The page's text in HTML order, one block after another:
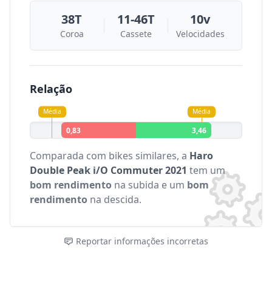
Coroa
38T
Cassete
11-46T
Velocidades
10v
Relação
Média
0,83
Média
3,46
Comparada com bikes similares, a Haro
Double Peak i/O Commuter 2021 tem um
bom rendimento na subida e um bom
rendimento na descida.
Reportar informações incorretas